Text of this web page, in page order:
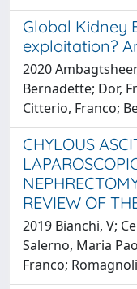
Global Kidney
exploitation?
2020
Bernadette; Dor,
Citterio, Franco;
CHYLOUS
REVIEW OF
2019 Bianchi, V;
Salerno, Maria
Franco;